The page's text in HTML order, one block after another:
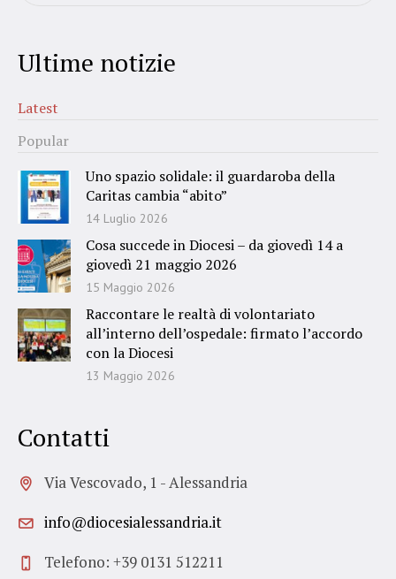
Ultime notizie
Latest
Popular
Uno spazio solidale: il guardaroba della
Caritas cambia “abito”
14 Luglio 2026
Cosa succede in Diocesi – da giovedì 14 a
giovedì 21 maggio 2026
15 Maggio 2026
Raccontare le realtà di volontariato
all’interno dell’ospedale: firmato l’accordo
con la Diocesi
13 Maggio 2026
Contatti
Via Vescovado, 1 - Alessandria
info@diocesialessandria.it
Telefono: +39 0131 512211